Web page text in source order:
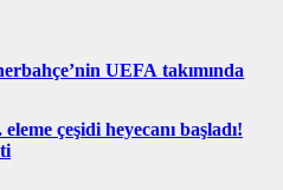
UEFA takımında
çeşidi heyecanı başladı!